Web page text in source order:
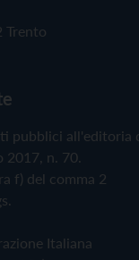
Trento
pubblici all'editoria
2017, n. 70.
f) del comma 2
Italiana